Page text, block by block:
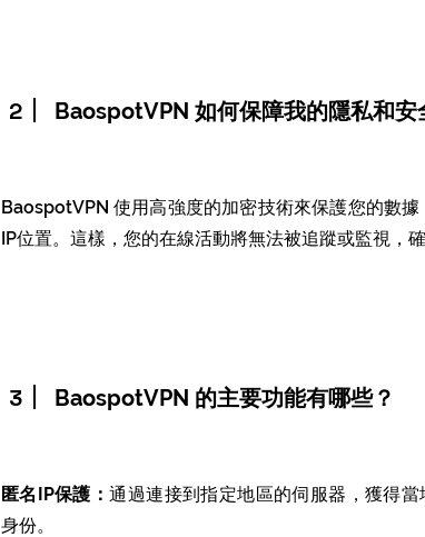
2 BaospotVPN 如何保障我的隱私和安
BaospotVPN使用高強度的加密技術來保護您的數
IP位置。這樣，您的在線活動將無法被追蹤或監視，
3 BaospotVPN 的主要功能有哪些？
匿名IP保護：通過連接到指定地區的伺服器，獲得
身份。